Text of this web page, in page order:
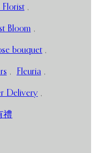
Florist ,
Bloom ,
bouquet ,
, Fleuria ,
Delivery ,
禮